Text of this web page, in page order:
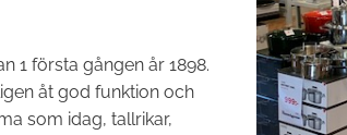
1 första gången år 1898.
åt god funktion och
som idag, tallrikar,